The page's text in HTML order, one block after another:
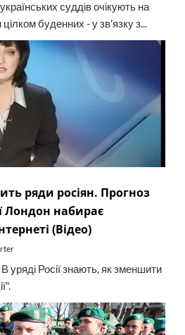
суддів очікують на
цілком буденних - у зв'язку з...
ряди росіян. Прогноз
Лондон набирає
(Відео)
уряді Росії знають, як зменшити